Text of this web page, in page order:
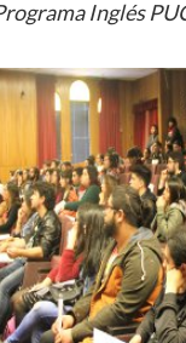
Inglés